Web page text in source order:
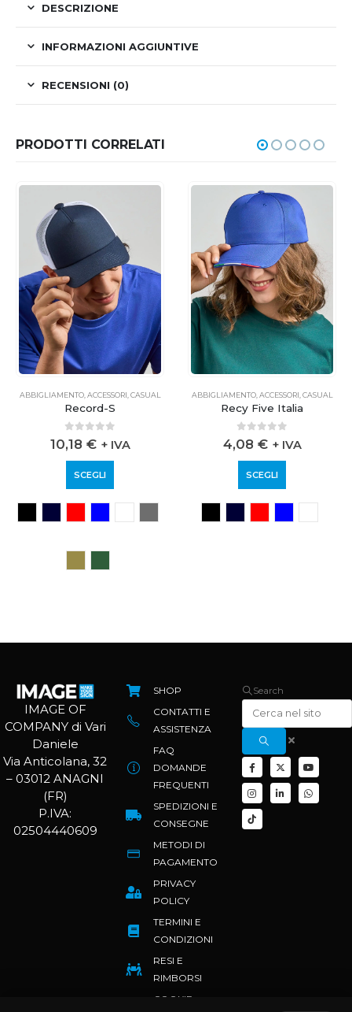
DESCRIZIONE
INFORMAZIONI AGGIUNTIVE
RECENSIONI (0)
PRODOTTI CORRELATI
ABBIGLIAMENTO, ACCESSORI CASUAL
Record-S
0out of 5
10,18 € + IVA
SCEGLI
ABBIGLIAMENTO, ACCESSORI CASUAL
Recy Five Italia
0out of 5
4,08 € + IVA
SCEGLI
IMAGE OF
COMPANY di Vari
Daniele
Via Anticolana, 32
– 03012 ANAGNI
(FR)
P.IVA:
02504440609
SHOP
CONTATTI E
ASSISTENZA
FAQ
DOMANDE
FREQUENTI
SPEDIZIONI E
CONSEGNE
METODI DI
PAGAMENTO
PRIVACY
POLICY
TERMINI E
CONDIZIONI
RESI E
RIMBORSI
COOKIE
Search